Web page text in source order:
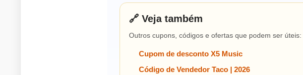
🔗 Veja também
Outros cupons, códigos e ofertas que podem ser úteis:
Cupom de desconto X5 Music
Código de Vendedor Taco | 2026